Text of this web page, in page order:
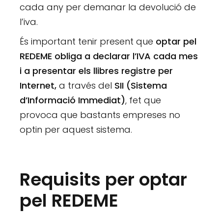
cada any per demanar la devolució de
l’iva.
És important tenir present que optar pel
REDEME obliga a declarar l’IVA cada mes
i a presentar els llibres registre per
Internet, a través del SII (Sistema
d’Informació Immediat), fet que
provoca que bastants empreses no
optin per aquest sistema.
Requisits per optar
pel REDEME